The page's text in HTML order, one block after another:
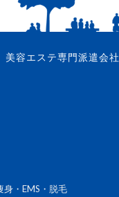
美容エステ専門派遣会社
身・EMS・脱毛